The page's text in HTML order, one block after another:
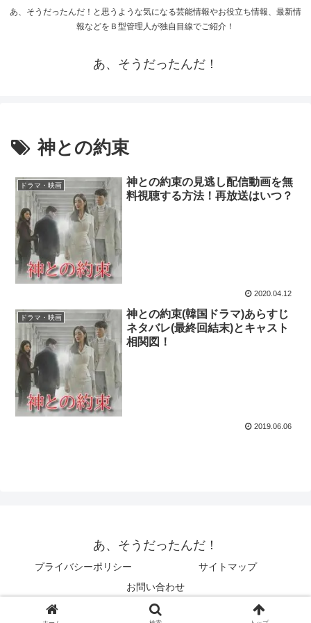
あ、そうだったんだ！と思うような気になる芸能情報やお役立ち情報、最新情
報などをＢ型管理人が独自目線でご紹介！
あ、そうだったんだ！
神との約束
ドラマ・映画
神との約束の見逃し配信動画を無
料視聴する方法！再放送はいつ？
2020.04.12
ドラマ・映画
神との約束(韓国ドラマ)あらすじ
ネタバレ(最終回結末)とキャスト
相関図！
2019.06.06
あ、そうだったんだ！
プライバシーポリシー
サイトマップ
お問い合わせ
© 2014 あ、そうだったんだ！.